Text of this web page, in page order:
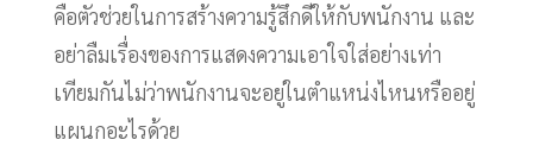
คือตัวช่วยในการสร้างความรู้สึกดีให้กับพนักงาน และ
อย่าลืมเรื่องของการแสดงความเอาใจใส่อย่างเท่า
เทียมกันไม่ว่าพนักงานจะอยู่ในตำแหน่งไหนหรืออยู่
แผนกอะไรด้วย